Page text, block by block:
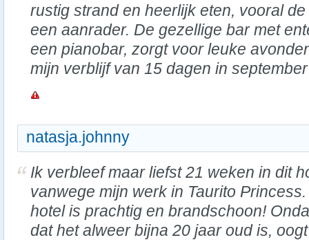
rustig strand en heerlijk eten, vooral
een aanrader. De gezellige bar met
een pianobar, zorgt voor leuke
mijn verblijf van 15 dagen in
natasja.johnny
Ik verbleef maar liefst 21 weken in dit
vanwege mijn werk in Taurito
hotel is prachtig en brandschoon!
dat het alweer bijna 20 jaar oud is,